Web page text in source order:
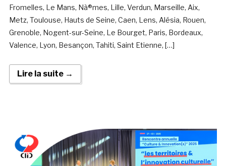
Fromelles, Le Mans, Nà®mes, Lille, Verdun, Marseille, Aix,
Metz, Toulouse, Hauts de Seine, Caen, Lens, Alésia, Rouen,
Grenoble, Nogent-sur-Seine, Le Bourget, Paris, Bordeaux,
Valence, Lyon, Besançon, Tahiti, Saint Etienne, […]
Lire la suite →